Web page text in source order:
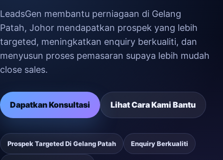
LeadsGen membantu perniagaan di Gelang
Patah, Johor mendapatkan prospek yang lebih
targeted, meningkatkan enquiry berkualiti, dan
menyusun proses pemasaran supaya lebih mudah
close sales.
Dapatkan Konsultasi Lihat Cara Kami Bantu
Prospek Targeted Di Gelang Patah Enquiry Berkualiti